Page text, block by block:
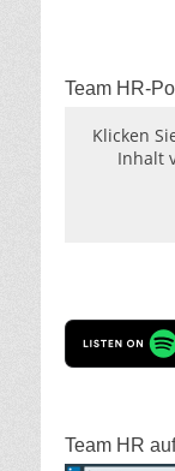
Team HR-
Klicken
Inhalt
Team HR